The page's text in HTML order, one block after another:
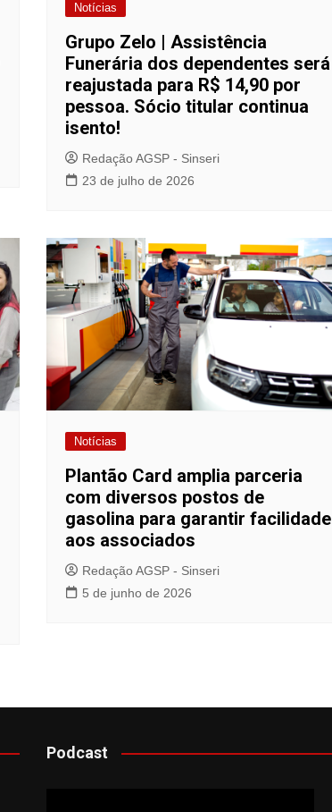
Notícias
Grupo Zelo | Assistência
Funerária dos dependentes será
reajustada para R$ 14,90 por
pessoa. Sócio titular continua
isento!
Redação AGSP - Sinseri
23 de julho de 2026
Notícias
Plantão Card amplia parceria
com diversos postos de
gasolina para garantir facilidade
aos associados
Redação AGSP - Sinseri
5 de junho de 2026
Podcast